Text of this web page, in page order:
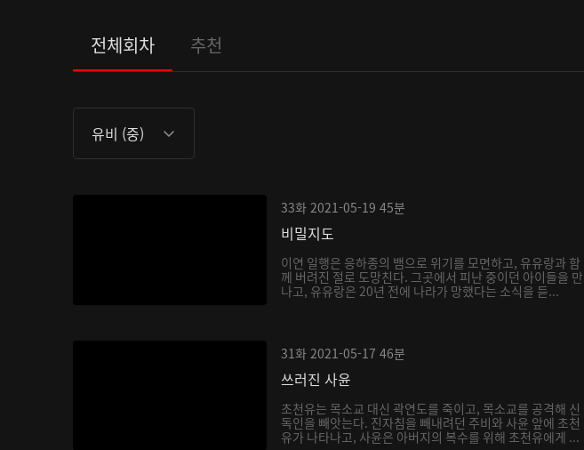
전체회차 추천
유비 (중)
33화 2021-05-19 45분
비밀지도
이연 일행은 응하종의 뱀으로 위기를 모면하고, 유유랑과 함
께 버려진 절로 도망친다. 그곳에서 피난 중이던 아이들을 만
나고, 유유랑은 20년 전에 나라가 망했다는 소식을 듣...
31화 2021-05-17 46분
쓰러진 사윤
초천유는 목소교 대신 곽연도를 죽이고, 목소교를 공격해 신
독인을 빼앗는다. 진자침을 빼내려던 주비와 사윤 앞에 초천
유가 나타나고, 사윤은 아버지의 복수를 위해 초천유에게 ...